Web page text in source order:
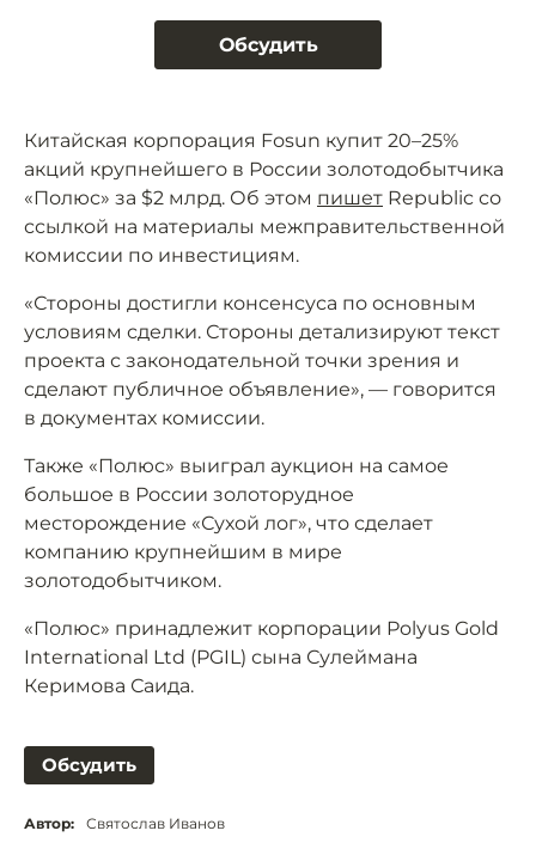
Обсудить
Китайская корпорация Fоsun купит 20–25%
акций крупнейшего в России золотодобытчика
«Полюс» за $2 млрд. Об этом пишет Republic со
ссылкой на материалы межправительственной
комиссии по инвестициям.
«Стороны достигли консенсуса по основным
условиям сделки. Стороны детализируют текст
проекта с законодательной точки зрения и
сделают публичное объявление», — говорится
в документах комиссии.
Также «Полюс» выиграл аукцион на самое
большое в России золоторудное
месторождение «Сухой лог», что сделает
компанию крупнейшим в мире
золотодобытчиком.
«Полюс» принадлежит корпорации Polyus Gold
International Ltd (PGIL) сына Сулеймана
Керимова Саида.
Обсудить
Автор: Святослав Иванов